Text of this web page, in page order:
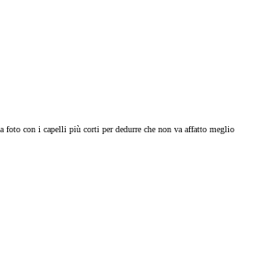
foto con i capelli più corti per dedurre che non va affatto meglio